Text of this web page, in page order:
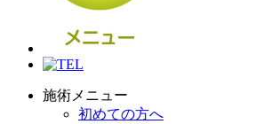
施術メニュー
初めての方へ